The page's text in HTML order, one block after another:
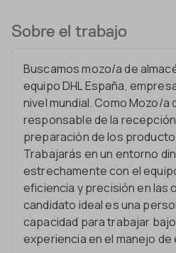
Sobre el trabajo
Buscamos mozo/a de
equipo DHL España,
nivel mundial. Como Mozo/a
responsable de la
preparación de los
Trabajarás en un entorno
estrechamente con el
eficiencia y precisión en las
candidato ideal es una
capacidad para trabajar
experiencia en el manejo de